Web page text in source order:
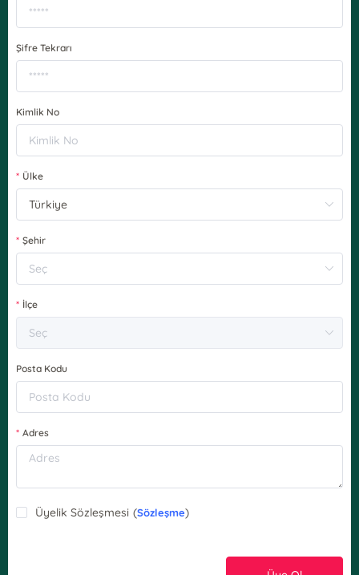
Şifre Tekrarı
Kimlik No
Ülke
Şehir
İlçe
Posta Kodu
Adres
Üyelik Sözleşmesi (Sözleşme)